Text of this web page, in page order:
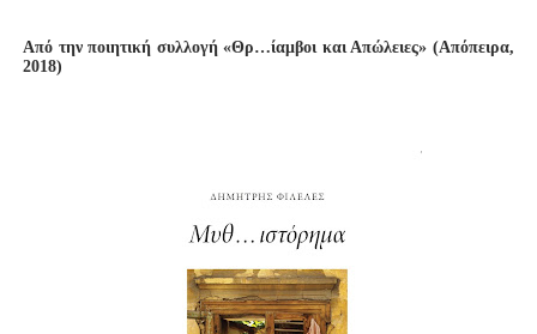
Από την ποιητική συλλογή «Θρ…ίαμβοι και Απώλειες» (Απόπειρα,
2018)